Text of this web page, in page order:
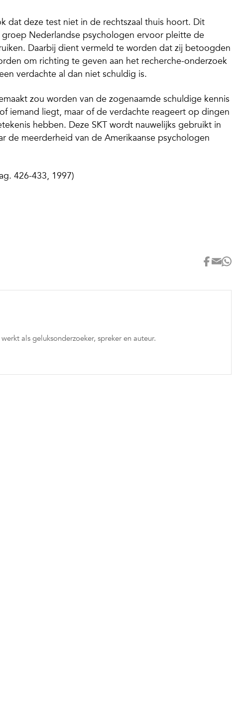
dat deze test niet in de rechtszaal thuis hoort. Dit
Nederlandse psychologen ervoor pleitte de
Daarbij dient vermeld te worden dat zij betoogden
om richting te geven aan het recherche-onderzoek
verdachte al dan niet schuldig is.
zou worden van de zogenaamde schuldige kennis
iemand liegt, maar of de verdachte reageert op dingen
hebben. Deze SKT wordt nauwelijks gebruikt in
de meerderheid van de Amerikaanse psychologen
426-433, 1997)
als geluksonderzoeker, spreker en auteur.